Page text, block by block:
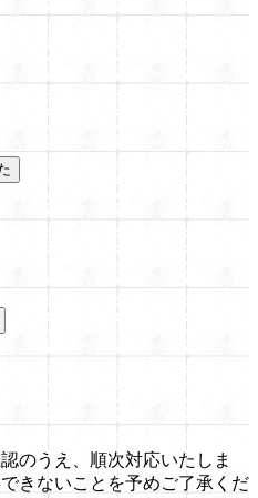
のうえ、順次対応いたしま
きないことを予めご了承くだ